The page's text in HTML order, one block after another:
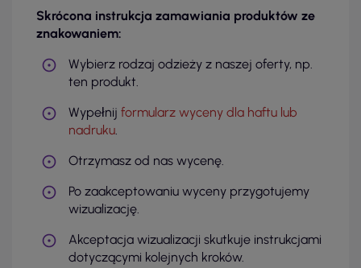
Skrócona instrukcja zamawiania produktów ze
znakowaniem:
Wybierz rodzaj odzieży z naszej oferty, np.
ten produkt.
Wypełnij formularz wyceny dla haftu lub
nadruku.
Otrzymasz od nas wycenę.
Po zaakceptowaniu wyceny przygotujemy
wizualizację.
Akceptacja wizualizacji skutkuje instrukcjami
dotyczącymi kolejnych kroków.